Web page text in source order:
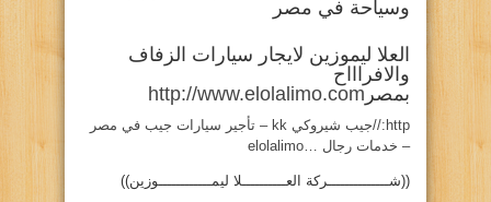
وسياحة في مصر
العلا ليموزين لايجار سيارات الزفاف
والافراااح
بمصر http://www.elolalimo.com
http://جيب شيروكي kk – تأجير سيارات جيب في مصر
– خدمات رجال …elolalimo
((شــــــــــــــركة العــــــــــلا ليمــــــــــــوزين))